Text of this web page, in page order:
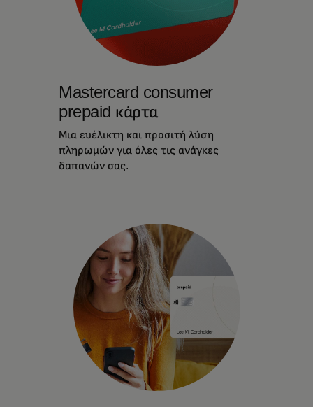
Προπληρωμένες κάρτες που θέτουν ως
προτεραιότητα την ασφαλή και
απρόσκοπτη ψηφιακή εμπειρία.
Mastercard consumer
prepaid κάρτα
Μια ευέλικτη και προσιτή λύση
πληρωμών για όλες τις ανάγκες
δαπανών σας.